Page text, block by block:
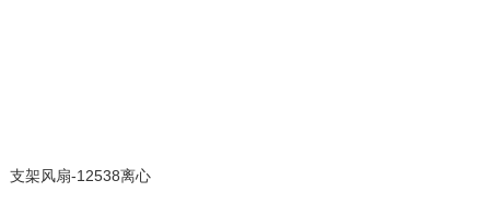
支架风扇-12538离心